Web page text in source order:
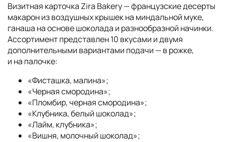
Визитная карточка Zira Bakery — французские десерты
макарон из воздушных крышек на миндальной муке,
ганаша на основе шоколада и разнообразной начинки.
Ассортимент представлен 10 вкусами и двумя
дополнительными вариантами подачи — в рожке,
и на палочке:
«Фисташка, малина»;
«Черная смородина»;
«Пломбир, черная смородина»;
«Клубника, белый шоколад»;
«Лайм, клубника»;
«Вишня, молочный шоколад»;